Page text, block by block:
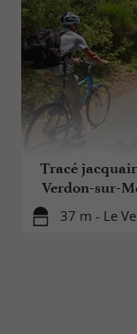
Tracé
Verdon-sur-
37 m - Le